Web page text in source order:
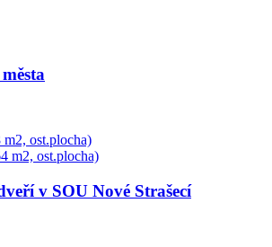
m2, ost.plocha)
m2, ost.plocha)
v SOU Nové Strašecí